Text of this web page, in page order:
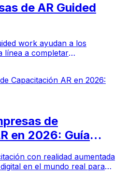
de AR Guided
work ayudan a los
línea a completar
digitales en tiempo real en
A diferencia del
work asiste a los
en sí - reduciendo errores,
manejen tareas
Capacitación AR en 2026:
de
en 2026: Guía
con realidad aumentada
en el mundo real para